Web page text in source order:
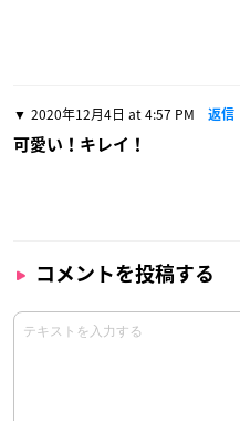
2020年12月4日 at 4:57 PM 返信
可愛い！キレイ！
コメントを投稿する